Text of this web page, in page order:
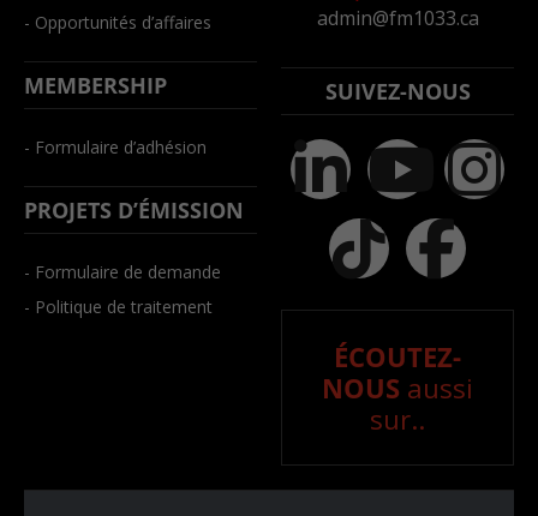
- Opportunités d’affaires
MEMBERSHIP
- Formulaire d’adhésion
PROJETS D’ÉMISSION
- Formulaire de demande
- Politique de traitement
admin@fm1033.ca
SUIVEZ-NOUS
ÉCOUTEZ-
NOUS aussi
sur..